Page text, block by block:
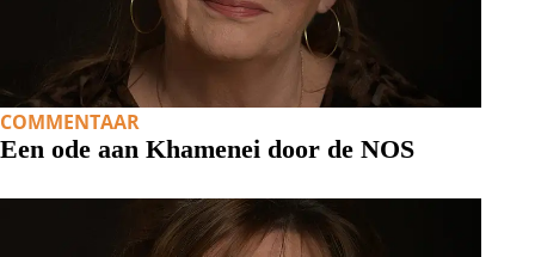
COMMENTAAR
Een ode aan Khamenei door de NOS